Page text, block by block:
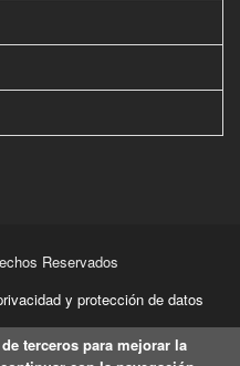
Reservados
y protección de datos
terceros para mejorar la